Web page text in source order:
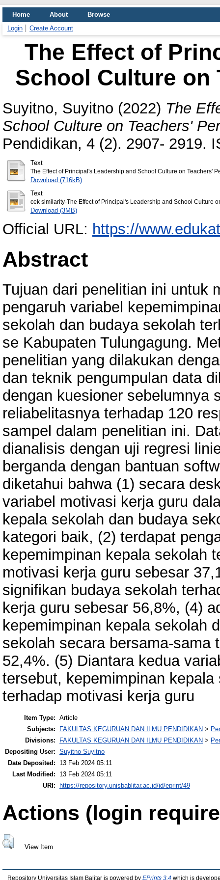
Home About
Browse
Login
Create Account
The Effect of
School Culture on
Suyitno, Suyitno (2022) The
School Culture on Teachers'
Pendidikan, 4 (2). 2907- 2919.
Text
The Effect of Principal's Leadership and School Culture on Teachers'
Download (716kB)
Text
cek similarity-The Effect of Principal's Leadership and School Culture
Download (3MB)
Official URL: https://
Abstract
Tujuan dari penelitian ini untuk
pengaruh variabel
sekolah dan budaya sekolah
se Kabupaten Tulungagung.
penelitian yang dilakukan
dan teknik pengumpulan data
dengan kuesioner sebelumnya
reliabelitasnya terhadap 120
sampel dalam penelitian ini.
dianalisis dengan uji regresi
berganda dengan bantuan
diketahui bahwa (1) secara
variabel motivasi kerja guru
kepala sekolah dan budaya
kategori baik, (2) terdapat
kepemimpinan kepala sekolah
motivasi kerja guru sebesar
signifikan budaya sekolah
kerja guru sebesar 56,8%, (4)
kepemimpinan kepala sekolah
sekolah secara bersama-sama
52,4%. (5) Diantara kedua
tersebut, kepemimpinan
terhadap motivasi kerja guru
Item Type: Article
Subjects:
FAKULTAS KEGURUAN DAN ILMU PENDIDIKAN >
Divisions:
FAKULTAS KEGURUAN DAN ILMU PENDIDIKAN >
Depositing User: Suyitno Suyitno
Date Deposited:
13 Feb 2024 05:11
Last Modified:
13 Feb 2024 05:11
URI:
https://repository.unisbablitar.ac.id/id/eprint/49
Actions (login
View Item
Repository Universitas Islam Balitar is powered by EPrints 3.4 which is